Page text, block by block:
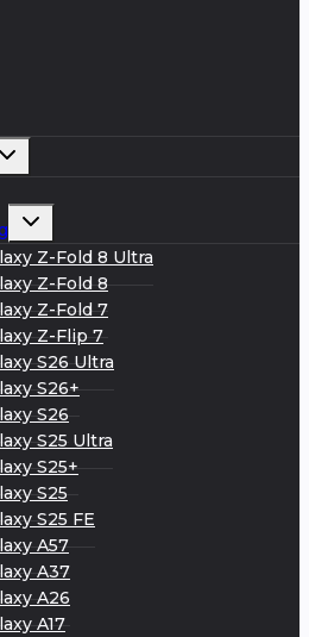
Развернуть
Развернуть
менюZ-Fold 8 Ultra
Z-Fold 8
Z-Fold 7
Z-Flip 7
S26 Ultra
S26+
S26
S25 Ultra
S25+
S25
S25 FE
A57
A37
A26
A17